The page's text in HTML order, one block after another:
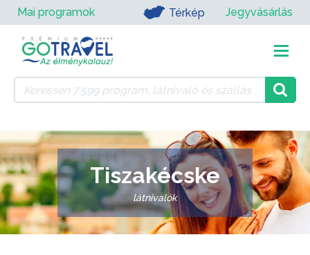
Mai programok Térkép Jegyvásárlás
Tiszakécske
látnivalók